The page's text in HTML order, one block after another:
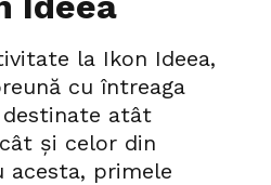
la Ikon Ideea,
cu întreaga
atât
și celor din
acesta, primele